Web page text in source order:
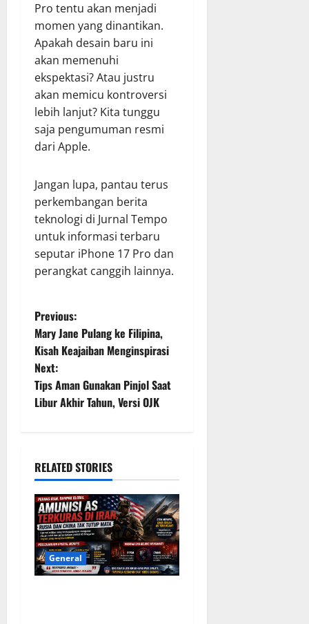
Pro tentu akan menjadi
momen yang dinantikan.
Apakah desain baru ini
akan memenuhi
ekspektasi? Atau justru
akan memicu kontroversi
lebih lanjut? Kita tunggu
saja pengumuman resmi
dari Apple.
Jangan lupa, pantau terus
perkembangan berita
teknologi di Jurnal Tempo
untuk informasi terbaru
seputar iPhone 17 Pro dan
perangkat canggih lainnya.
P
o
s
t
a
v
i
g
a
Previous:
Mary Jane Pulang ke Filipina,
Kisah Keajaiban Menginspirasi
Next:
Tips Aman Gunakan Pinjol Saat
Libur Akhir Tahun, Versi OJK
RELATED STORIES
General